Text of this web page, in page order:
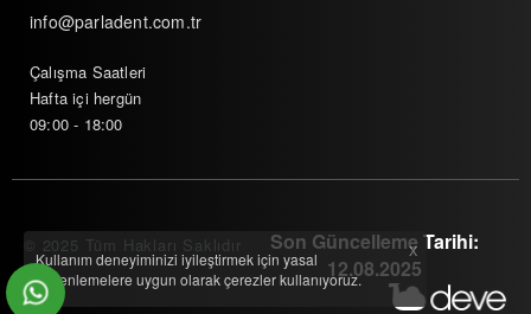
info@parladent.com.tr
Çalışma Saatleri
Hafta içi hergün
09:00 - 18:00
© 2025 Tüm Hakları Saklıdır
Son Güncelleme Tarihi:
12.08.2025
X
Kullanım deneyiminizi iyileştirmek için yasal
düzenlemelere uygun olarak çerezler kullanıyoruz.